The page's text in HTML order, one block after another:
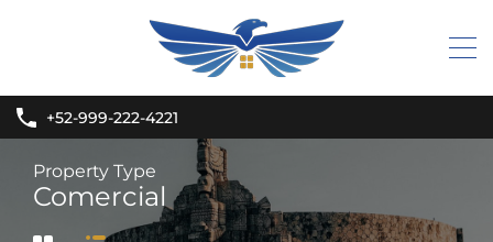
+52-999-222-4221
Property Type
Comercial